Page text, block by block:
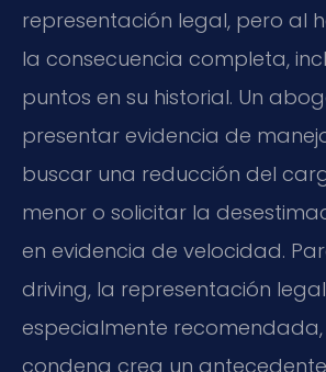
representación legal, pero al
la consecuencia completa,
puntos en su historial. Un
presentar evidencia de
buscar una reducción del
menor o solicitar la
en evidencia de velocidad.
driving, la representación
especialmente
condena crea un